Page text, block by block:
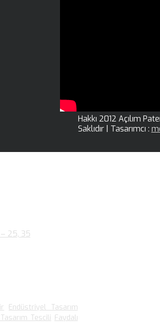
25, 35
Endüstriyel Tasarım
Tescili Faydalı
Hakkı 2012 Açılım
Saklıdır | Tasarımcı :